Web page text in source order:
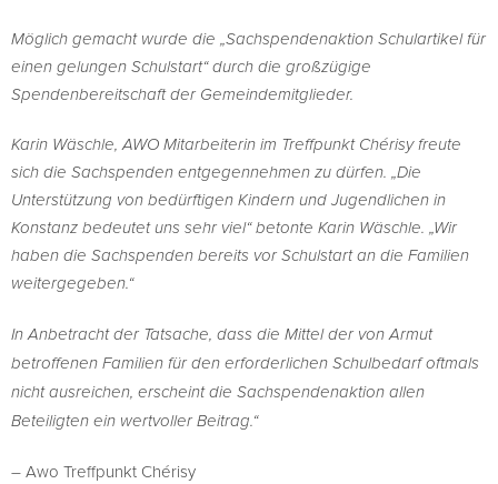
Möglich gemacht wurde die „Sachspendenaktion Schulartikel für
einen gelungen Schulstart“ durch die großzügige
Spendenbereitschaft der Gemeindemitglieder.
Karin Wäschle, AWO Mitarbeiterin im Treffpunkt Chérisy freute
sich die Sachspenden entgegennehmen zu dürfen. „Die
Unterstützung von bedürftigen Kindern und Jugendlichen in
Konstanz bedeutet uns sehr viel“ betonte Karin Wäschle. „Wir
haben die Sachspenden bereits vor Schulstart an die Familien
weitergegeben.“
In Anbetracht der Tatsache, dass die Mittel der von Armut
betroffenen Familien für den erforderlichen Schulbedarf oftmals
nicht ausreichen, erscheint die Sachspendenaktion allen
Beteiligten ein wertvoller Beitrag.“
– Awo Treffpunkt Chérisy